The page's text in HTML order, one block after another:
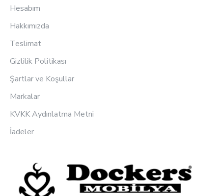
Hesabım
Hakkımızda
Teslimat
Gizlilik Politikası
Şartlar ve Koşullar
Markalar
KVKK Aydınlatma Metni
İadeler